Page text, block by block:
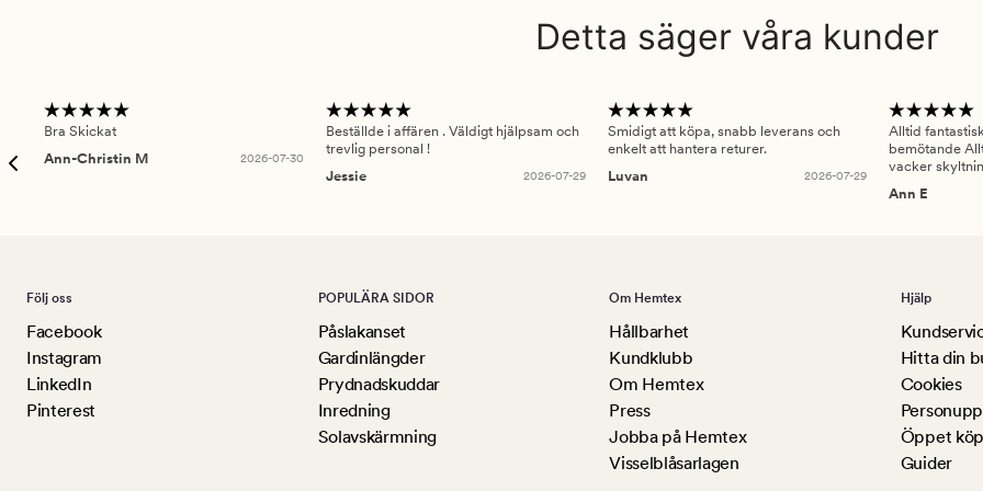
Detta säger våra kunder
Bra Skickat
Ann-Christin M
2026-07-30
Beställde i affären . Väldigt hjälpsam och
trevlig personal !
Jessie
2026-07-29
Smidigt att köpa, snabb leverans och
enkelt att hantera returer.
Luvan
2026-07-29
Alltid
bemötande
vacker
Ann E
Följ oss
Facebook
Instagram
LinkedIn
Pinterest
POPULÄRA SIDOR
Påslakanset
Gardinlängder
Prydnadskuddar
Inredning
Solavskärmning
Om Hemtex
Hållbarhet
Kundklubb
Om Hemtex
Press
Jobba på Hemtex
Visselblåsarlagen
Hjälp
Hitta din
Cookies
Öppet
Guider